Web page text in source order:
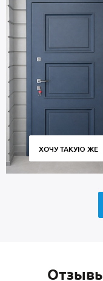
ХОЧУ ТАКУЮ ЖЕ